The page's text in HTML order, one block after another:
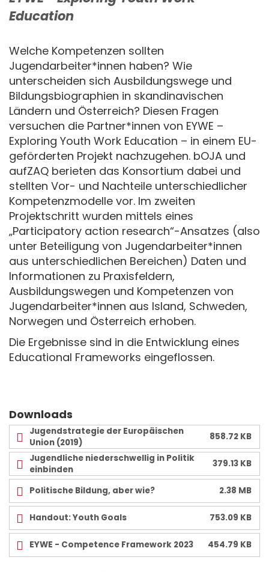
Education
Welche Kompetenzen sollten
Jugendarbeiter*innen haben? Wie
unterscheiden sich Ausbildungswege und
Bildungsbiographien in skandinavischen
Ländern und Österreich? Diesen Fragen
versuchen die Partner*innen von EYWE –
Exploring Youth Work Education – in einem EU-
geförderten Projekt nachzugehen. bOJA und
aufZAQ berieten das Konsortium dabei und
stellten Vor- und Nachteile unterschiedlicher
Kompetenzmodelle vor. Im zweiten
Projektschritt wurden mittels eines
„Participatory action research“-Ansatzes (also
unter Beteiligung von Jugendarbeiter*innen
aus unterschiedlichen Bereichen) Daten und
Informationen zu Praxisfeldern,
Ausbildungswegen und Kompetenzen von
Jugendarbeiter*innen aus Island, Schweden,
Norwegen und Österreich erhoben.
Die Ergebnisse sind in die Entwicklung eines
Educational Frameworks eingeflossen.
Downloads
Jugendstrategie der Europäischen
Union (2019)
858.72 KB
Jugendliche niederschwellig in Politik
einbinden
379.13 KB
Politische Bildung, aber wie? 2.38 MB
Handout: Youth Goals 753.09 KB
EYWE - Competence Framework 2023 454.79 KB